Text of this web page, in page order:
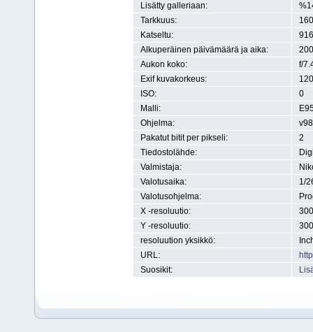
Lisätty galleriaan:
Tarkkuus:
Katseltu:
Alkuperäinen päivämäärä ja aika:
Aukon koko:
f/
Exif kuvakorkeus:
ISO:
0
Malli:
Ohjelma:
Pakatut bitit per pikseli:
2
Tiedostolähde:
Valmistaja:
Valotusaika:
1/
Valotusohjelma:
X -resoluutio:
Y -resoluutio:
resoluution yksikkö:
URL:
Suosikit: